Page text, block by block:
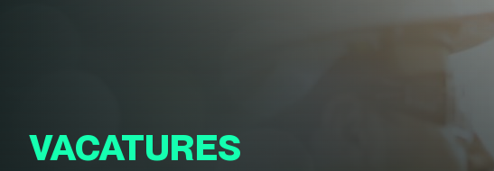
VACATURES